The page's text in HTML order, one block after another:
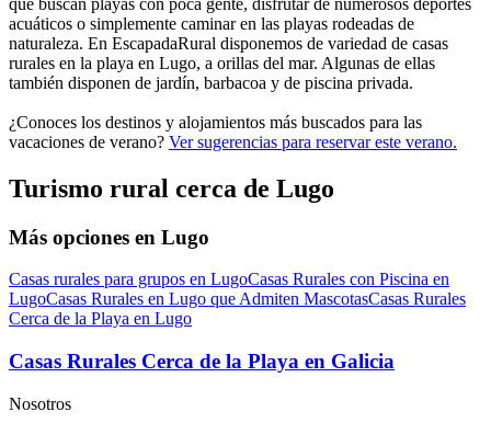
acuáticos o simplemente caminar en las playas rodeadas de
naturaleza. En EscapadaRural disponemos de variedad de casas
rurales en la playa en Lugo, a orillas del mar. Algunas de ellas
también disponen de jardín, barbacoa y de piscina privada.
¿Conoces los destinos y alojamientos más buscados para las
vacaciones de verano? Ver sugerencias para reservar este verano.
Turismo rural cerca de Lugo
Más opciones en Lugo
Casas rurales para grupos en LugoCasas Rurales con Piscina en
LugoCasas Rurales en Lugo que Admiten MascotasCasas Rurales
Cerca de la Playa en Lugo
Casas Rurales Cerca de la Playa en Galicia
Nosotros